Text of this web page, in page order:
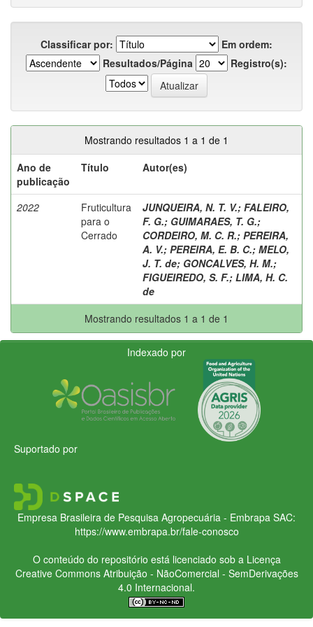
Classificar por:
Em ordem:
Resultados/Página
Registro(s):
Mostrando resultados 1 a 1 de 1
Ano de
publicação
Título Autor(es)
2022
Fruticultura
para o
Cerrado
JUNQUEIRA, N. T. V.; FALEIRO,
F. G.; GUIMARAES, T. G.;
CORDEIRO, M. C. R.; PEREIRA,
A. V.; PEREIRA, E. B. C.; MELO,
J. T. de; GONCALVES, H. M.;
FIGUEIREDO, S. F.; LIMA, H. C.
de
Mostrando resultados 1 a 1 de 1
Indexado por
Suportado por
Empresa Brasileira de Pesquisa Agropecuária - Embrapa SAC:
https://www.embrapa.br/fale-conosco
O conteúdo do repositório está licenciado sob a Licença
Creative CommonsAtribuição - NãoComercial - SemDerivações
4.0 Internacional.